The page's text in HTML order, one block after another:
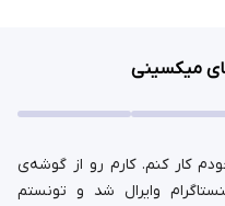
میکسینی
کار کنم. کارم رو از گوشه‌ی
وایرال شد و تونستم